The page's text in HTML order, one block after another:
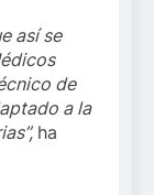
así se
de
a la
ha